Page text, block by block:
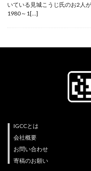
いている見城こうじ氏のお2人が
1980～1[…]
IGCCとは
会社概要
お問い合わせ
寄稿のお願い